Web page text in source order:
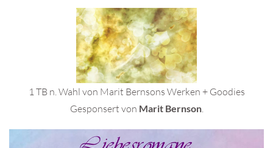
1 TB n. Wahl von Marit Bernsons Werken + Goodies
Gesponsert von Marit Bernson.